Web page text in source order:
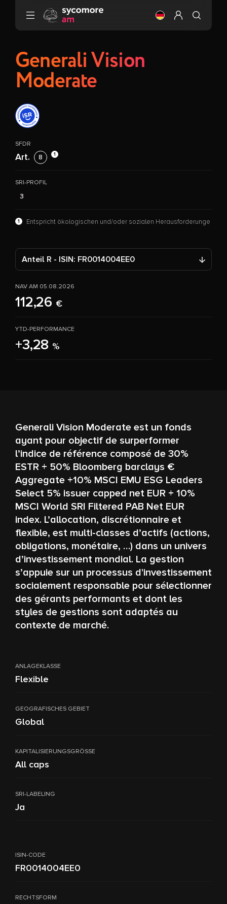
Gehen Sie zu Inhalt
Ändere dieMein Profil
Generali Vision
Moderate
SFDR
Art. 8 1
SRI-PROFIL
3
1 Entspricht ökologischen und/oder sozialen Herausforderunge
Anteil R - ISIN: FR0014004EE0
NAV AM 05.08.2026
112,26 €
YTD-PERFORMANCE
+3,28 %
Generali Vision Moderate est un fonds
ayant pour objectif de surperformer
l’indice de référence composé de 30%
ESTR + 50% Bloomberg barclays €
Aggregate +10% MSCI EMU ESG Leaders
Select 5% issuer capped net EUR + 10%
MSCI World SRI Filtered PAB Net EUR
index. L’allocation, discrétionnaire et
flexible, est multi-classes d’actifs (actions,
obligations, monétaire, …) dans un univers
d’investissement mondial. La gestion
s’appuie sur un processus d'investissement
socialement responsable pour sélectionner
des gérants performants et dont les
styles de gestions sont adaptés au
contexte de marché.
ANLAGEKLASSE
Flexible
GEOGRAFISCHES GEBIET
Global
KAPITALISIERUNGSGRÖSSE
All caps
SRI-LABELING
Ja
ISIN-CODE
FR0014004EE0
RECHTSFORM